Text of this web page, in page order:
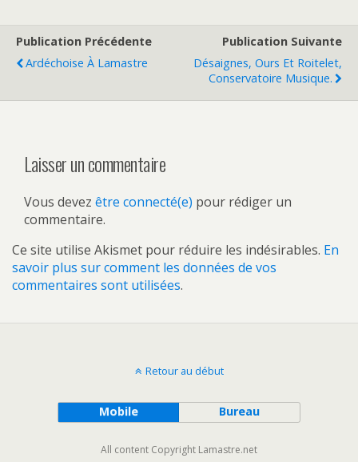
Publication Précédente
Ardéchoise À Lamastre
Publication Suivante
Désaignes, Ours Et Roitelet,
Conservatoire Musique.
Laisser un commentaire
Vous devez être connecté(e) pour rédiger un
commentaire.
Ce site utilise Akismet pour réduire les indésirables. En
savoir plus sur comment les données de vos
commentaires sont utilisées.
Retour au début
Mobile Bureau
All content Copyright Lamastre.net